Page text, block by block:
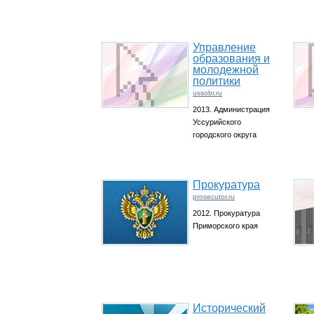
Управление
образования и
молодежной
политики
ussobr.ru
2013. Администрация
Уссурийского
городского округа
Прокуратура
prosecutor.ru
2012. Прокуратура
Приморского края
Исторический